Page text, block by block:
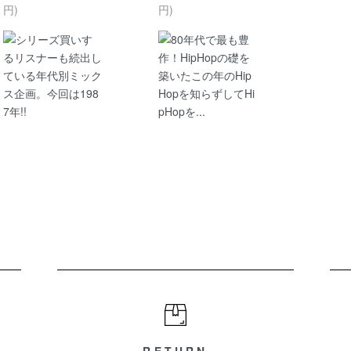
円)
シリーズ買いす
るリスナーも続出し
ている年代別ミック
ス企画。今回は198
7年!!
円)
80年代で最も豊
作！HipHopの礎を
築いたこの年のHip
Hopを知らずしてHi
pHopを...